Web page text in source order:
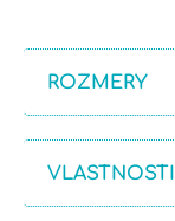
ROZMERY
VLASTNOSTI